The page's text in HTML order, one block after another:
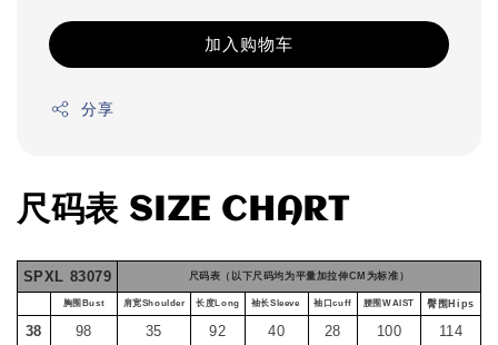
加入购物车
分享
尺码表 SIZE CHART
SPXL 83079 尺码表（以下尺码均为平量加拉伸CM为标准）
胸围Bust 肩宽Shoulder 长度Long 袖长Sleeve 袖口cuff 腰围WAIST 臀围Hips
38 98 35 92 40 28 100
114